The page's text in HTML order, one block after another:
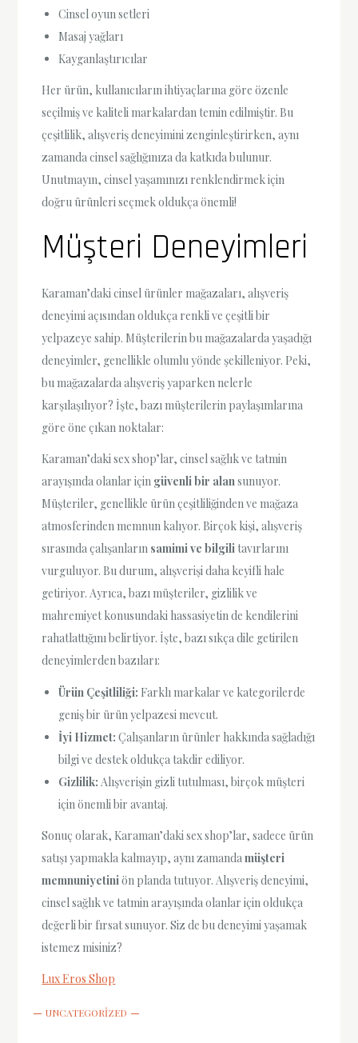
Cinsel oyun setleri
Masaj yağları
Kayganlaştırıcılar
Her ürün, kullanıcıların ihtiyaçlarına göre özenle
seçilmiş ve kaliteli markalardan temin edilmiştir. Bu
çeşitlilik, alışveriş deneyimini zenginleştirirken, aynı
zamanda cinsel sağlığınıza da katkıda bulunur.
Unutmayın, cinsel yaşamınızı renklendirmek için
doğru ürünleri seçmek oldukça önemli!
Müşteri Deneyimleri
Karaman’daki cinsel ürünler mağazaları, alışveriş
deneyimi açısından oldukça renkli ve çeşitli bir
yelpazeye sahip. Müşterilerin bu mağazalarda yaşadığı
deneyimler, genellikle olumlu yönde şekilleniyor. Peki,
bu mağazalarda alışveriş yaparken nelerle
karşılaşılıyor? İşte, bazı müşterilerin paylaşımlarına
göre öne çıkan noktalar:
Karaman’daki sex shop’lar, cinsel sağlık ve tatmin
arayışında olanlar için güvenli bir alansunuyor.
Müşteriler, genellikle ürün çeşitliliğinden ve mağaza
atmosferinden memnun kalıyor. Birçok kişi, alışveriş
sırasında çalışanların samimi ve bilgilitavırlarını
vurguluyor. Bu durum, alışverişi daha keyifli hale
getiriyor. Ayrıca, bazı müşteriler, gizlilik ve
mahremiyet konusundaki hassasiyetin de kendilerini
rahatlattığını belirtiyor. İşte, bazı sıkça dile getirilen
deneyimlerden bazıları:
Ürün Çeşitliliği: Farklı markalar ve kategorilerde
geniş bir ürün yelpazesi mevcut.
İyi Hizmet: Çalışanların ürünler hakkında sağladığı
bilgi ve destek oldukça takdir ediliyor.
Gizlilik: Alışverişin gizli tutulması, birçok müşteri
için önemli bir avantaj.
Sonuç olarak, Karaman’daki sex shop’lar, sadece ürün
satışı yapmakla kalmayıp, aynı zamandamüşteri
memnuniyetini ön planda tutuyor. Alışveriş deneyimi,
cinsel sağlık ve tatmin arayışında olanlar için oldukça
değerli bir fırsat sunuyor. Siz de bu deneyimi yaşamak
istemez misiniz?
Lux Eros Shop
UNCATEGORIZED